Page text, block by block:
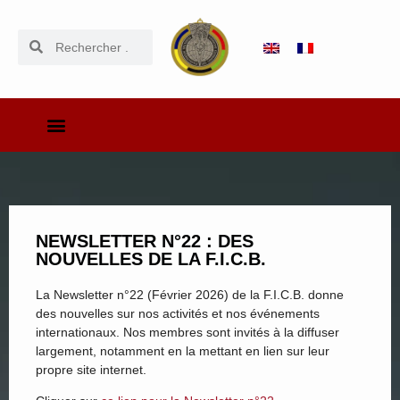
NEWSLETTER N°22 : DES
NOUVELLES DE LA F.I.C.B.
La Newsletter n°22 (Février 2026) de la F.I.C.B. donne
des nouvelles sur nos activités et nos événements
internationaux. Nos membres sont invités à la diffuser
largement, notamment en la mettant en lien sur leur
propre site internet.